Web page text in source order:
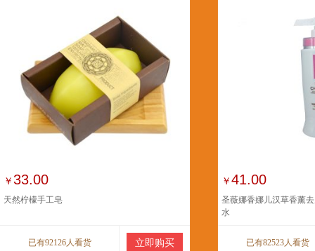
￥33.00
天然柠檬手工皂
已有92126人看货 立即购买
￥41.00
圣薇娜香娜儿汉草香薰
水
已有82523人看货